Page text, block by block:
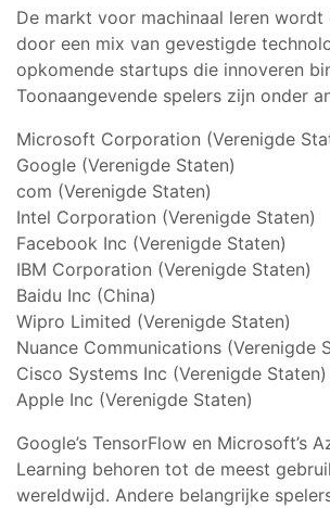
De markt voor machinaal leren wordt
door een mix van gevestigde
opkomende startups die innoveren
Toonaangevende spelers zijn onder
Microsoft Corporation (Verenigde
Google (Verenigde Staten)
com (Verenigde Staten)
Intel Corporation (Verenigde Staten)
Facebook Inc (Verenigde Staten)
IBM Corporation (Verenigde Staten)
Baidu Inc (China)
Wipro Limited (Verenigde Staten)
Nuance Communications (Verenigde
Cisco Systems Inc (Verenigde Staten)
Apple Inc (Verenigde Staten)
Google’s TensorFlow en Microsoft’s
Learning behoren tot de meest
wereldwijd. Andere belangrijke